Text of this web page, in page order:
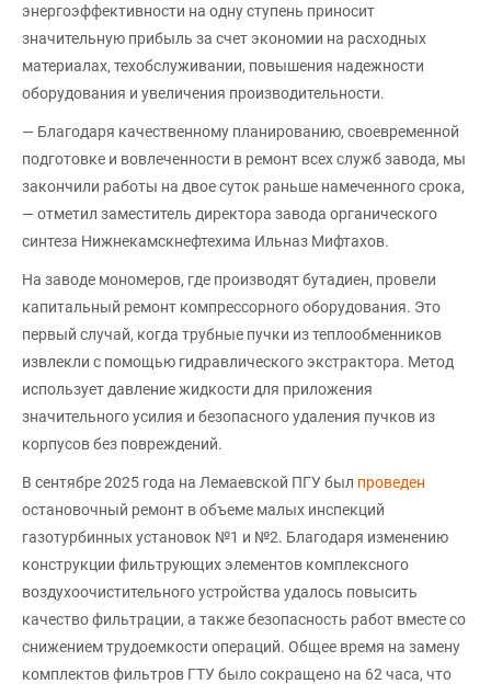
энергоэффективности на одну ступень приносит
значительную прибыль за счет экономии на расходных
материалах, техобслуживании, повышения надежности
оборудования и увеличения производительности.
— Благодаря качественному планированию, своевременной
подготовке и вовлеченности в ремонт всех служб завода, мы
закончили работы на двое суток раньше намеченного срока,
— отметил заместитель директора завода органического
синтеза Нижнекамскнефтехима Ильназ Мифтахов.
На заводе мономеров, где производят бутадиен, провели
капитальный ремонт компрессорного оборудования. Это
первый случай, когда трубные пучки из теплообменников
извлекли с помощью гидравлического экстрактора. Метод
использует давление жидкости для приложения
значительного усилия и безопасного удаления пучков из
корпусов без повреждений.
В сентябре 2025 года на Лемаевской ПГУ был проведен
остановочный ремонт в объеме малых инспекций
газотурбинных установок №1 и №2. Благодаря изменению
конструкции фильтрующих элементов комплексного
воздухоочистительного устройства удалось повысить
качество фильтрации, а также безопасность работ вместе со
снижением трудоемкости операций. Общее время на замену
комплектов фильтров ГТУ было сокращено на 62 часа, что